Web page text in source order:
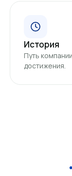
История
Путь
достижения.